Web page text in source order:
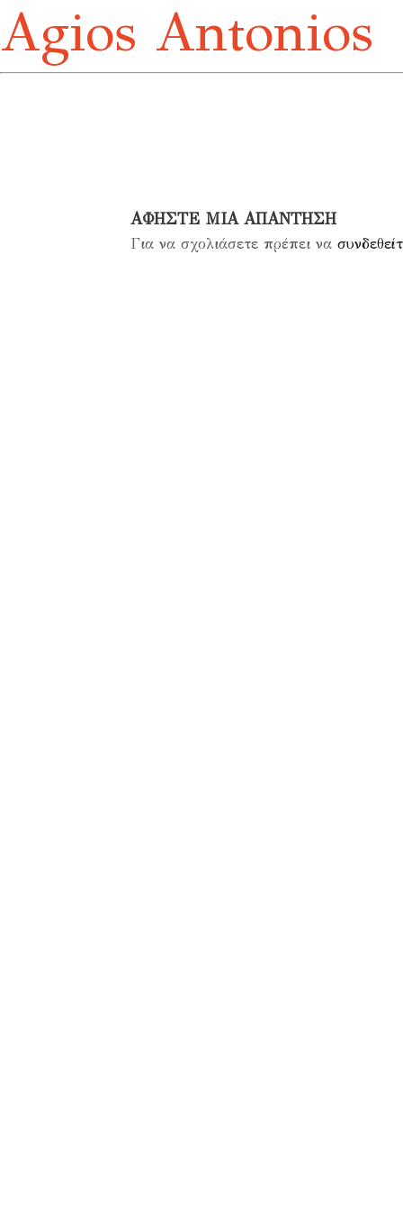
Agios Antonios
ΑΦΉΣΤΕ ΜΙΑ ΑΠΆΝΤΗΣΗ
Για να σχολιάσετε πρέπει να